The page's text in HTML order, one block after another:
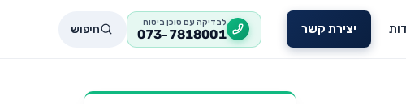
יצירת קשר לבדיקה עם סוכן ביטוח
073-7818001 חיפוש